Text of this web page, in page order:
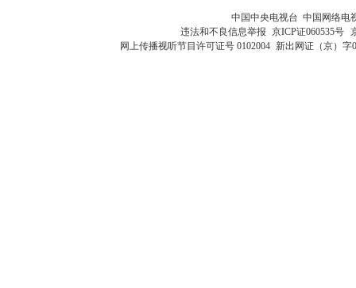
中国中央电视台 中国网络电
违法和不良信息举报 京ICP证060535号
网上传播视听节目许可证号 0102004 新出网证（京）